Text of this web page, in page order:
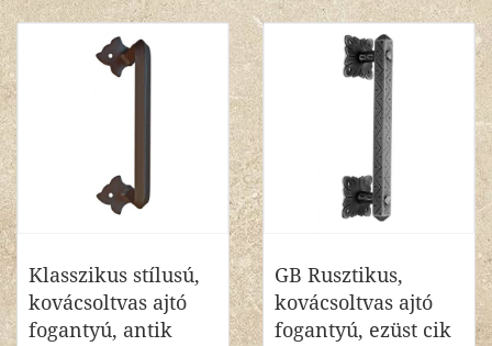
Klasszikus stílusú,
kovácsoltvas ajtó
fogantyú, antik
GB Rusztikus,
kovácsoltvas ajtó
fogantyú, ezüst cik